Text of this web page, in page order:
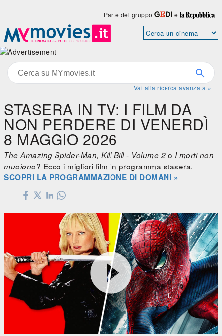
Parte del gruppo e
Vai alla ricerca avanzata »
STASERA IN TV: I FILM DA
NON PERDERE DI VENERDÌ
8 MAGGIO 2026
The Amazing Spider-Man, Kill Bill - Volume 2 o I morti non
muoiono? Ecco i migliori film in programma stasera.
SCOPRI LA PROGRAMMAZIONE DI DOMANI »


Kill Bill - Volume 2

